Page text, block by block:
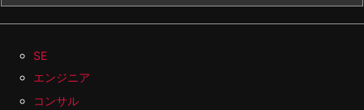
SE
エンジニア
コンサル